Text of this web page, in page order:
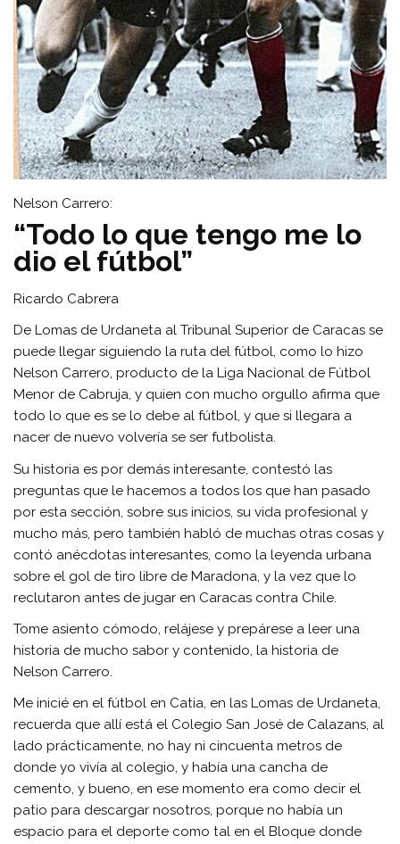
Nelson Carrero:
“Todo lo que tengo me lo
dio el fútbol”
Ricardo Cabrera
De Lomas de Urdaneta al Tribunal Superior de Caracas se
puede llegar siguiendo la ruta del fútbol, como lo hizo
Nelson Carrero, producto de la Liga Nacional de Fútbol
Menor de Cabruja, y quien con mucho orgullo afirma que
todo lo que es se lo debe al fútbol, y que si llegara a
nacer de nuevo volvería se ser futbolista.
Su historia es por demás interesante, contestó las
preguntas que le hacemos a todos los que han pasado
por esta sección, sobre sus inicios, su vida profesional y
mucho más, pero también habló de muchas otras cosas y
contó anécdotas interesantes, como la leyenda urbana
sobre el gol de tiro libre de Maradona, y la vez que lo
reclutaron antes de jugar en Caracas contra Chile.
Tome asiento cómodo, relájese y prepárese a leer una
historia de mucho sabor y contenido, la historia de
Nelson Carrero.
Me inicié en el fútbol en Catia, en las Lomas de Urdaneta,
recuerda que allí está el Colegio San José de Calazans, al
lado prácticamente, no hay ni cincuenta metros de
donde yo vivía al colegio, y había una cancha de
cemento, y bueno, en ese momento era como decir el
patio para descargar nosotros, porque no había un
espacio para el deporte como tal en el Bloque donde